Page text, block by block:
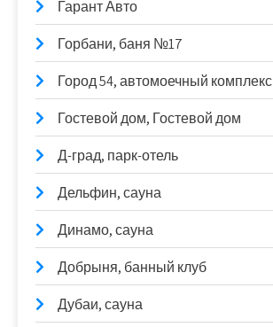
Гарант Авто
Горбани, баня №17
Город 54, автомоечный комплекс
Гостевой дом, Гостевой дом
Д-град, парк-отель
Дельфин, сауна
Динамо, сауна
Добрыня, банный клуб
Дубаи, сауна